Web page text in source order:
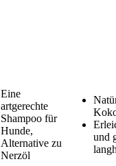
Eine
artgerechte
Shampoo für
Hunde,
Alternative zu
Nerzöl
und